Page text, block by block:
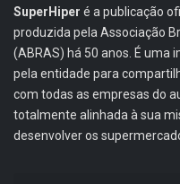
SuperHiper é a publicação
produzida pela Associação
(ABRAS) há 50 anos. É
pela entidade para
com todas as empresas do
totalmente alinhada à sua
desenvolver os